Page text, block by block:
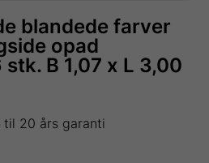
blandede farver
opad
B 1,07 x L 3,00
til 20 års garanti